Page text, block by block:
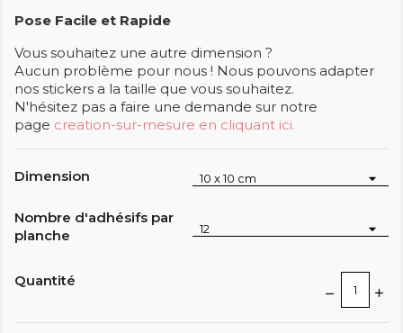
Pose Facile et Rapide
Vous souhaitez une autre dimension ?
Aucun problème pour nous ! Nous pouvons adapter
nos stickers a la taille que vous souhaitez.
N'hésitez pas a faire une demande sur notre
page creation-sur-mesure en cliquant ici.
Dimension
Nombre d'adhésifs par
planche
Quantité